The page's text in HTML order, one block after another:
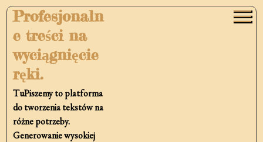
Skip
content
Profesjonaln
e treści na
wyciągnięcie
ręki.
TuPiszemy to platforma
do tworzenia tekstów na
różne potrzeby.
Generowanie wysokiej